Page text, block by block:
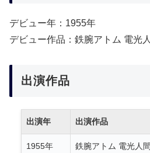
デビュー年：1955年
デビュー作品：鉄腕アトム 電光
出演作品
出演年 出演作品
1955年 鉄腕アトム 電光人間